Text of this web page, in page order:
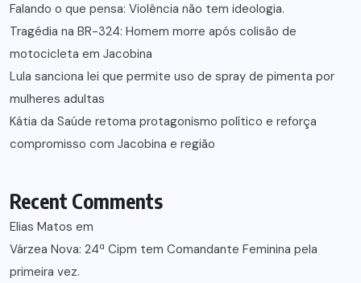
Falando o que pensa: Violência não tem ideologia.
Tragédia na BR-324: Homem morre após colisão de
motocicleta em Jacobina
Lula sanciona lei que permite uso de spray de pimenta por
mulheres adultas
Kátia da Saúde retoma protagonismo político e reforça
compromisso com Jacobina e região
Recent Comments
Elias Matos em
Várzea Nova: 24ª Cipm tem Comandante Feminina pela
primeira vez.